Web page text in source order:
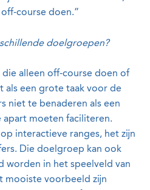
course doen.”
doelgroepen?
die alleen off-course doen of
als een grote taak voor de
niet te benaderen als een
moeten faciliteren.
interactieve ranges, het zijn
Die doelgroep kan ook
worden in het speelveld van
mooiste voorbeeld zijn